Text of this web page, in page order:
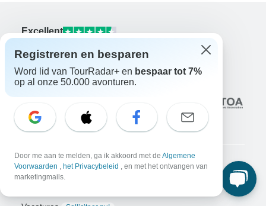
Excellent
Geassocieerd met
Bedrijf
Registreren en besparen
Word lid van TourRadar+ en bespaar tot 7%
op al onze 50.000 avonturen.
Door me aan te melden, ga ik akkoord met de Algemene
Voorwaarden , het Privacybeleid , en met het ontvangen van
marketingmails.